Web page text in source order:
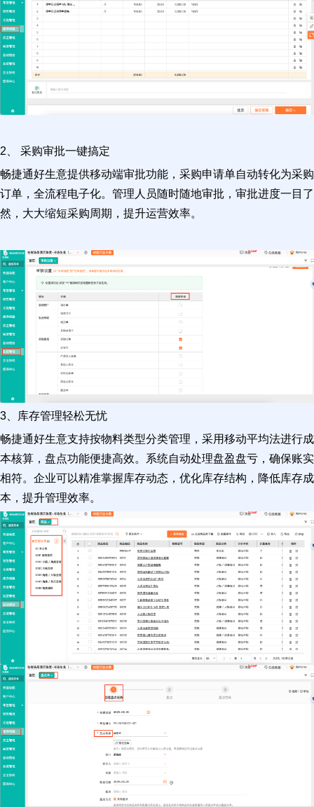
2、 采购审批一键搞定
畅捷通好生意提供移动端审批功能，采购申请单自动转化为采购
订单，全流程电子化。管理人员随时随地审批，审批进度一目了
然，大大缩短采购周期，提升运营效率。
3、库存管理轻松无忧
畅捷通好生意支持按物料类型分类管理，采用移动平均法进行成
本核算，盘点功能便捷高效。系统自动处理盘盈盘亏，确保账实
相符。企业可以精准掌握库存动态，优化库存结构，降低库存成
本，提升管理效率。